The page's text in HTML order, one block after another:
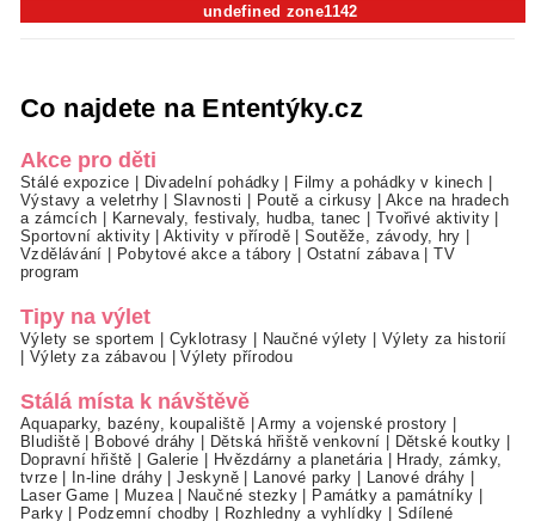
undefined zone1142
Co najdete na Ententýky.cz
Akce pro děti
Stálé expozice | Divadelní pohádky | Filmy a pohádky v kinech |
Výstavy a veletrhy|Slavnosti | Poutě a cirkusy | Akce na hradech
a zámcích | Karnevaly, festivaly, hudba, tanec | Tvořivé aktivity |
Sportovní aktivity|Aktivity v přírodě |Soutěže, závody, hry |
Vzdělávání | Pobytové akce a tábory | Ostatní zábava |TV
program
Tipy na výlet
Výlety se sportem | Cyklotrasy | Naučné výlety | Výlety za historií
| Výlety za zábavou |Výlety přírodou
Stálá místa k návštěvě
Aquaparky, bazény, koupaliště |Army a vojenské prostory |
Bludiště | Bobové dráhy | Dětská hřiště venkovní | Dětské koutky |
Dopravní hřiště | Galerie | Hvězdárny a planetária | Hrady, zámky,
tvrze| In-line dráhy |Jeskyně| Lanové parky | Lanové dráhy |
Laser Game | Muzea| Naučné stezky | Památky a památníky |
Parky| Podzemní chodby | Rozhledny a vyhlídky | Sdílené